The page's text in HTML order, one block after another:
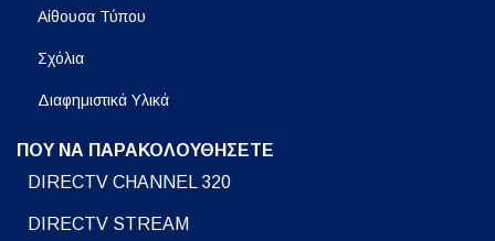
Αίθουσα Τύπου
Σχόλια
Διαφημιστικά Υλικά
ΠΟΥ ΝΑ ΠΑΡΑΚΟΛΟΥΘΗΣΕΤΕ
DIRECTV CHANNEL 320
DIRECTV STREAM